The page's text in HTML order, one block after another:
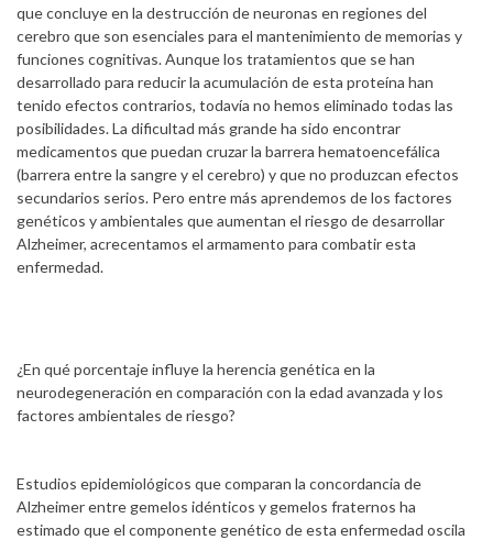
que concluye en la destrucción de neuronas en regiones del
cerebro que son esenciales para el mantenimiento de memorias y
funciones cognitivas. Aunque los tratamientos que se han
desarrollado para reducir la acumulación de esta proteína han
tenido efectos contrarios, todavía no hemos eliminado todas las
posibilidades. La dificultad más grande ha sido encontrar
medicamentos que puedan cruzar la barrera hematoencefálica
(barrera entre la sangre y el cerebro) y que no produzcan efectos
secundarios serios. Pero entre más aprendemos de los factores
genéticos y ambientales que aumentan el riesgo de desarrollar
Alzheimer, acrecentamos el armamento para combatir esta
enfermedad.
¿En qué porcentaje influye la herencia genética en la
neurodegeneración en comparación con la edad avanzada y los
factores ambientales de riesgo?
Estudios epidemiológicos que comparan la concordancia de
Alzheimer entre gemelos idénticos y gemelos fraternos ha
estimado que el componente genético de esta enfermedad oscila